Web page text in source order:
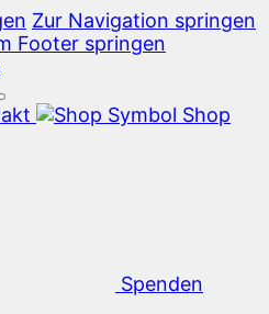
Zur Navigation springen
Footer springen
Shop
Spenden